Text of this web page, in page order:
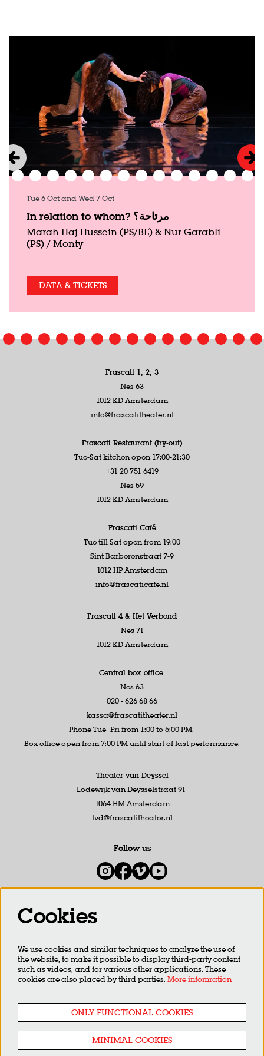
In relation to whom? مرتاحة؟
Marah Haj Hussein (PS/BE) & Nur Garabli
(PS) / Monty
Tue 6 OctandWed 7 Oct
DATA & TICKETS
Frascati 1, 2, 3
Nes 63
1012 KD Amsterdam
info@frascatitheater.nl
Frascati Restaurant (try-out)
Tue-Sat kitchen open 17:00-21:30
+31 20 751 6419
Nes 59
1012 KD Amsterdam
Frascati Café
Tue till Sat open from 19:00
Sint Barberenstraat 7-9
1012 HP Amsterdam
info@frascaticafe.nl
Frascati 4 & Het Verbond
Nes 71
1012 KD Amsterdam
Central box office
Nes 63
020 - 626 68 66
kassa@frascatitheater.nl
Phone Tue–Fri from 1:00 to 5:00 PM.
Box office open from 7:00 PM until start of last performance.
Theater van Deyssel
Lodewijk van Deysselstraat 91
1064 HM Amsterdam
tvd@frascatitheater.nl
Follow us
SIGN UP
Cookies
We use cookies and similar techniques to analyze the use of
the website, to make it possible to display third-party content
such as videos, and for various other applications. These
cookies are also placed by third parties. More infomration
ONLY FUNCTIONAL COOKIES
MINIMAL COOKIES